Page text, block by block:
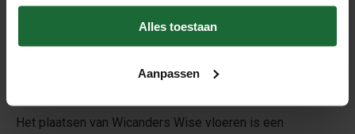
Alles toestaan
Aanpassen
Het plaatsen van Wicanders Wise vloeren is een